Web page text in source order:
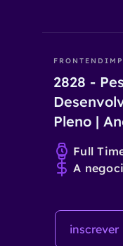
FRONTEND
2828 -
Pleno |
Full
A
inscrever